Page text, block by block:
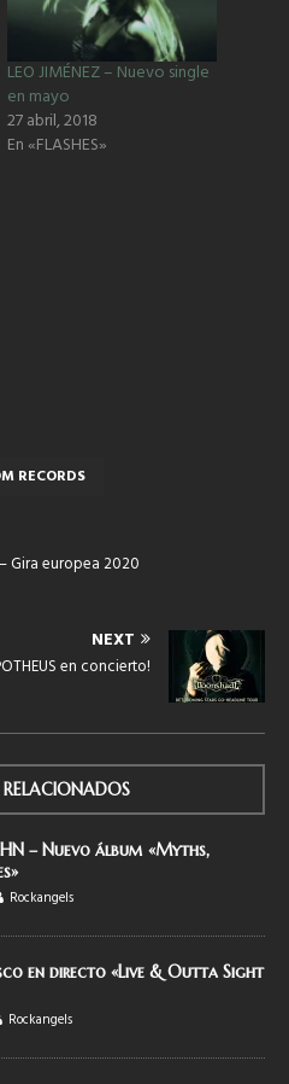
LEO JIMÉNEZ – Nuevo single
en mayo
27 abril, 2018
En «FLASHES»
RECORDS
– Gira europea 2020
NEXT
en concierto!
– Nuevo álbum «Myths,
Rockangels
en directo «Live & Outta Sight
Rockangels